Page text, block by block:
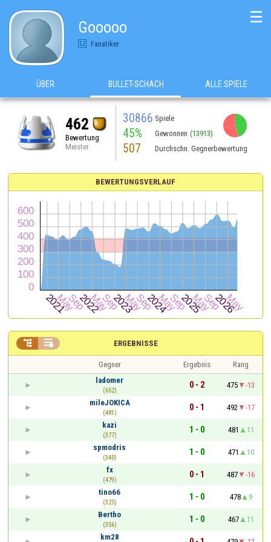
Gooooo
Fanatiker
☰
ÜBER BULLET-SCHACH ALLE SPIELE
462
Bewertung
Meister
30866 Spiele
45% Gewonnen (13913)
507 Durchschn. Gegnerbewertung
BEWERTUNGSVERLAUF
ERGEBNISSE
 
Gegner Ergebnis
Rang
ladomer
(652)
0 - 2 475
-13
mileJOKICA
(481)
0 - 1 492
-17
kazi
(377)
1 - 0 481
11
spmodris
(340)
1 - 0 471
10
fx
(479)
0 - 1 487
-16
tino66
(325)
1 - 0 478
9
Bertho
(356)
1 - 0 467
11
km28